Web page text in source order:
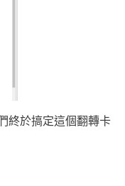
終於搞定這個翻轉卡